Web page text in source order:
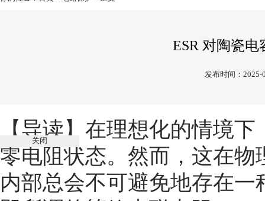
ESR 对陶瓷
发布时间：2025-
【导读】 在理想化的情境下
零电阻状态。然而，这在
内部总会不可避免地存在
关闭